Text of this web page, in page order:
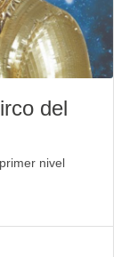
del
nivel